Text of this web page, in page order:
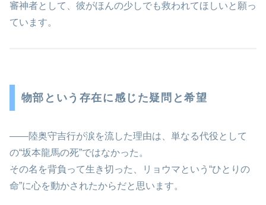
審神者として、彼がほんの少しでも救われてほしいと願っ
ています。
物部という存在に感じた疑問と希望
――陸奥守吉行が涙を流した理由は、単なる代役として
の“坂本龍馬の死”ではなかった。
その名を背負って生き切った、リョウマという“ひとりの
命”に心を動かされたからだと思います。